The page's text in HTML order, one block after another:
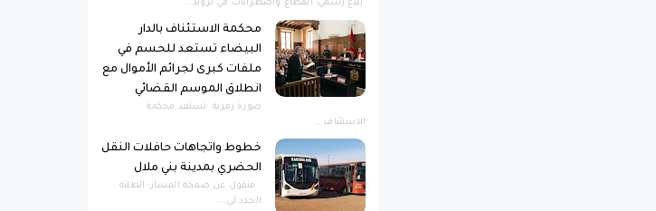
بلاغ رسمي: انقطاع واضطرابات في تزويد...
محكمة الاستئناف بالدار
البيضاء تستعد للحسم في
ملفات كبرى لجرائم الأموال مع
انطلاق الموسم القضائي
صورة رمزية ​تستعد محكمة
الاستئناف...
خطوط واتجاهات حافلات النقل
الحضري بمدينة بني ملال
منقول عن صفحة المسار: الطلبة
الجدد لي...